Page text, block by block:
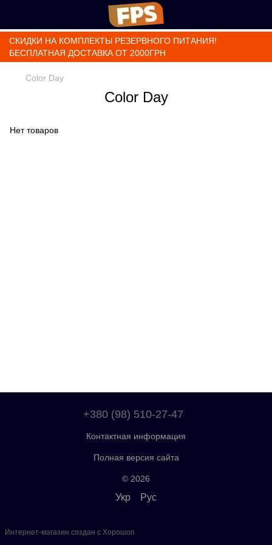
СКИДКИ НА КОМПЛЕКТЫ РЕЗЕРВНОГО ПИТАНИЯ!
БЕСПЛАТНАЯ ДОСТАВКА ОТ 2000ГРН
Color Day
Color Day
Нет товаров
+380 (98) 510-27-47
Контактная информация
Полная версия сайта
© 2026
Укр Рус
Интернет-магазин создан с Хорошоп